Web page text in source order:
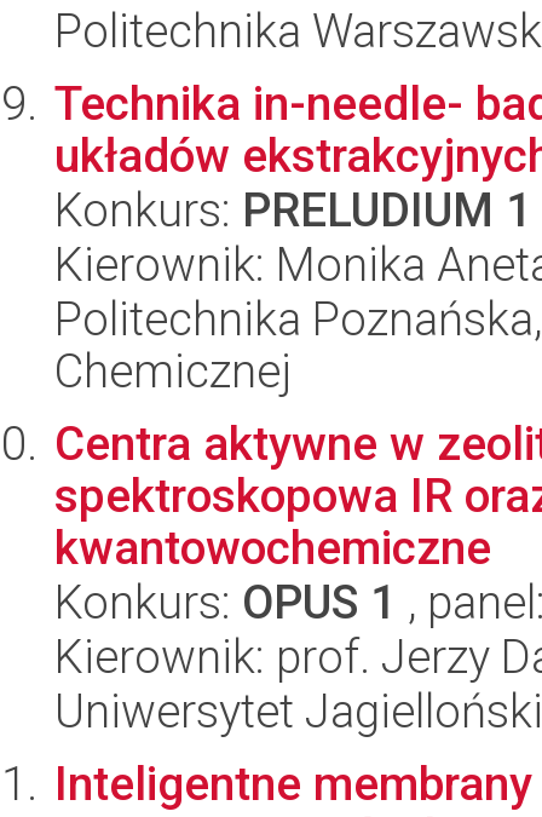
Politechnika
Technika in-needle-
układów
Konkurs: PRELUDIUM 1
Kierownik: Monika
Politechnika
Chemicznej
Centra aktywne w
spektroskopowa IR
kwantowochemiczne
Konkurs: OPUS 1 ,
Kierownik: prof. Jerzy
Uniwersytet
Inteligentne